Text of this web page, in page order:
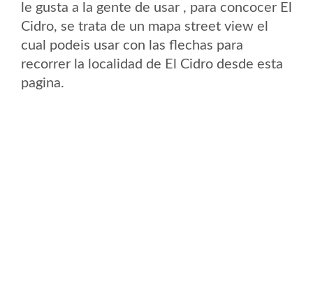
le gusta a la gente de usar , para concocer El
Cidro, se trata de un mapa street view el
cual podeis usar con las flechas para
recorrer la localidad de El Cidro desde esta
pagina.